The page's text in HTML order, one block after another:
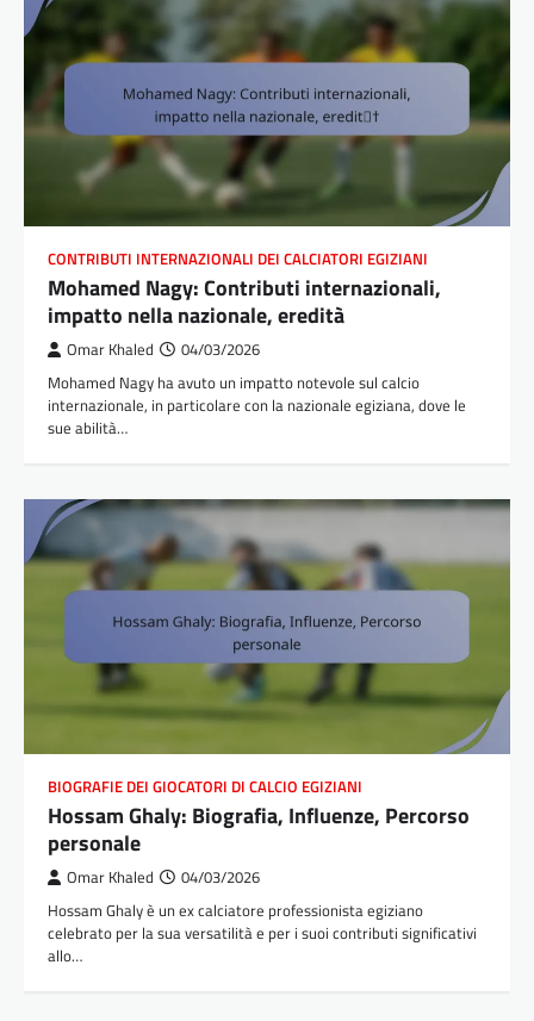
CONTRIBUTI INTERNAZIONALI DEI CALCIATORI EGIZIANI
Mohamed Nagy: Contributi internazionali,
impatto nella nazionale, eredità
Omar Khaled 04/03/2026
Mohamed Nagy ha avuto un impatto notevole sul calcio
internazionale, in particolare con la nazionale egiziana, dove le
sue abilità…
BIOGRAFIE DEI GIOCATORI DI CALCIO EGIZIANI
Hossam Ghaly: Biografia, Influenze, Percorso
personale
Omar Khaled 04/03/2026
Hossam Ghaly è un ex calciatore professionista egiziano
celebrato per la sua versatilità e per i suoi contributi significativi
allo…